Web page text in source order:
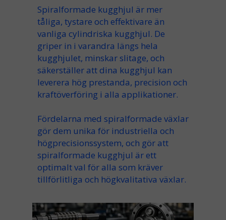
Spiralformade kugghjul är mer
tåliga, tystare och effektivare än
vanliga cylindriska kugghjul. De
griper in i varandra längs hela
kugghjulet, minskar slitage, och
säkerställer att dina kugghjul kan
leverera hög prestanda, precision och
kraftöverföring i alla applikationer.
Fördelarna med spiralformade växlar
gör dem unika för industriella och
högprecisionssystem, och gör att
spiralformade kugghjul är ett
optimalt val för alla som kräver
tillförlitliga och högkvalitativa växlar.